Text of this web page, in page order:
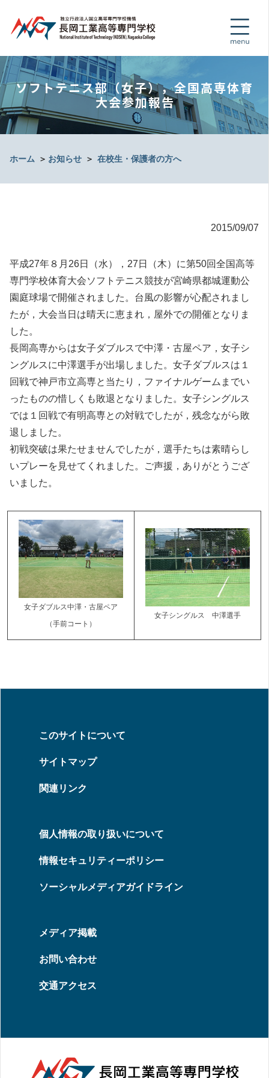
ソフトテニス部（女子），全国高専体育
大会参加報告
ホーム ＞ お知らせ ＞ 在校生・保護者の方へ
2015/09/07
平成27年８月26日（水），27日（木）に第50回全国高等
専門学校体育大会ソフトテニス競技が宮崎県都城運動公
園庭球場で開催されました。台風の影響が心配されまし
たが，大会当日は晴天に恵まれ，屋外での開催となりま
した。
長岡高専からは女子ダブルスで中澤・古屋ペア，女子シ
ングルスに中澤選手が出場しました。女子ダブルスは１
回戦で神戸市立高専と当たり，ファイナルゲームまでい
ったものの惜しくも敗退となりました。女子シングルス
では１回戦で有明高専との対戦でしたが，残念ながら敗
退しました。
初戦突破は果たせませんでしたが，選手たちは素晴らし
いプレーを見せてくれました。ご声援，ありがとうござ
いました。
女子ダブルス中澤・古屋ペア
（手前コート）
女子シングルス 中澤選手
このサイトについて
サイトマップ
関連リンク
個人情報の取り扱いについて
情報セキュリティーポリシー
ソーシャルメディアガイドライン
メディア掲載
お問い合わせ
交通アクセス